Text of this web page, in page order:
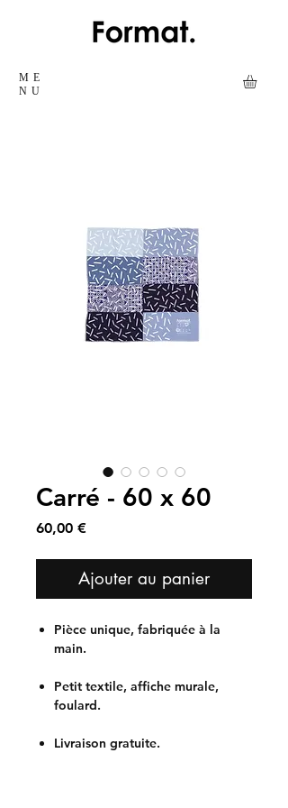
ME
NU
Carré - 60 x 60
60,00 €Prix
Ajouter au panier
Pièce unique, fabriquée à la
main.
Petit textile, affiche murale,
foulard.
Livraison gratuite.